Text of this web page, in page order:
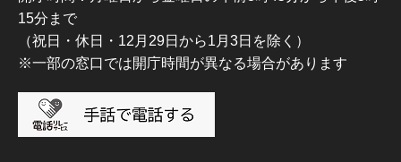
15分まで
（祝日・休日・12月29日から1月3日を除く）
※一部の窓口では開庁時間が異なる場合があります